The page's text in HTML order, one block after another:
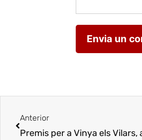
Anterior
Premis per a Vinya els Vilars,